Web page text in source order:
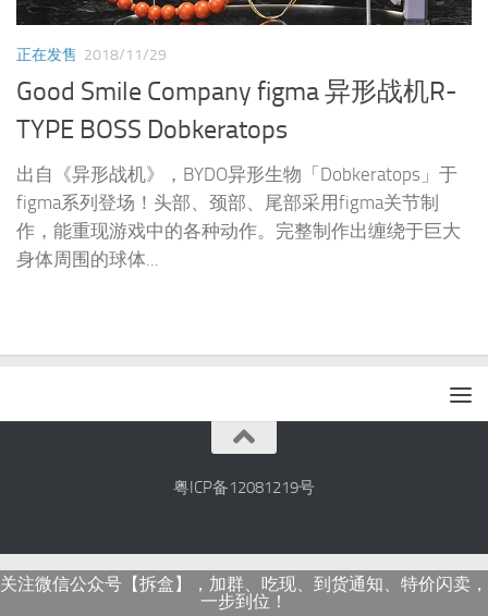
正在发售 2018/11/29
Good Smile Company figma 异形战机R-
TYPE BOSS Dobkeratops
出自《异形战机》，BYDO异形生物「Dobkeratops」于
figma系列登场！头部、颈部、尾部采用figma关节制
作，能重现游戏中的各种动作。完整制作出缠绕于巨大
身体周围的球体...
粤ICP备12081219号
关注微信公众号【拆盒】，加群、吃现、到货通知、特价闪卖，
一步到位！